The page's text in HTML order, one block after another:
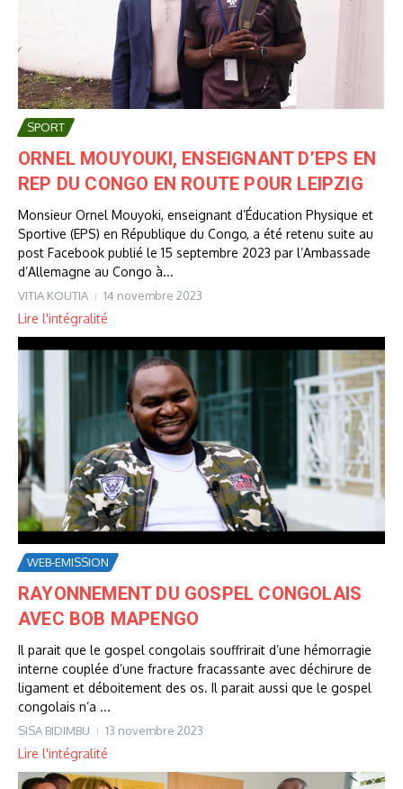
SPORT
ORNEL MOUYOUKI, ENSEIGNANT D’EPS EN
REP DU CONGO EN ROUTE POUR LEIPZIG
Monsieur Ornel Mouyoki, enseignant d’Éducation Physique et
Sportive (EPS) en République du Congo, a été retenu suite au
post Facebook publié le 15 septembre 2023 par l’Ambassade
d’Allemagne au Congo à...
VITIA KOUTIA 14 novembre 2023
Lire l'intégralité
WEB-EMISSION
RAYONNEMENT DU GOSPEL CONGOLAIS
AVEC BOB MAPENGO
Il parait que le gospel congolais souffrirait d’une hémorragie
interne couplée d’une fracture fracassante avec déchirure de
ligament et déboitement des os. Il parait aussi que le gospel
congolais n’a ...
SISA BIDIMBU 13 novembre 2023
Lire l'intégralité